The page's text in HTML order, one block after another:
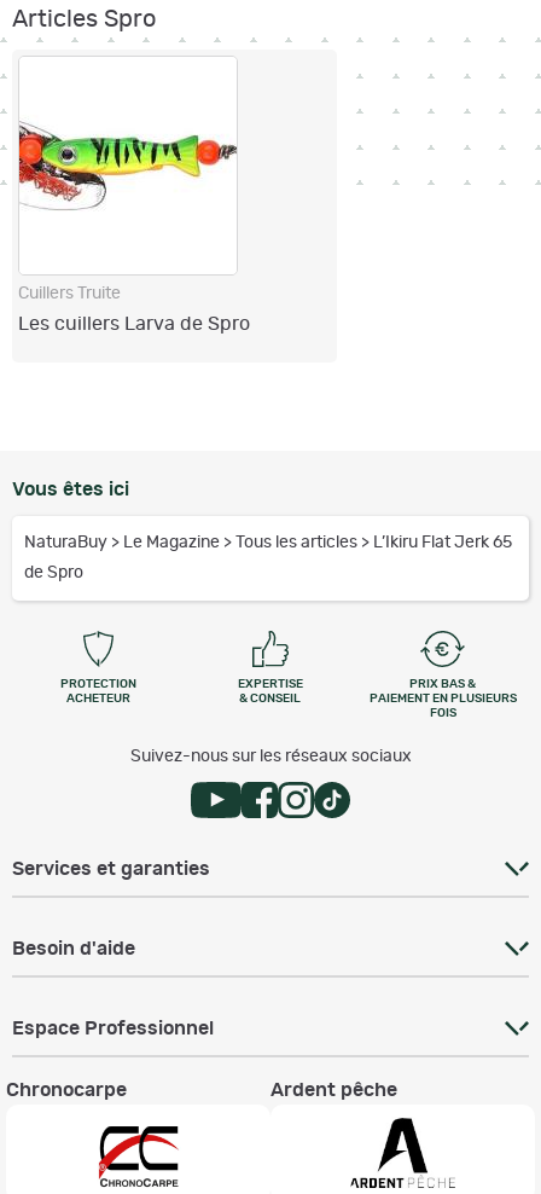
Articles Spro
Cuillers Truite
Les cuillers Larva de Spro
Vous êtes ici
NaturaBuy > Le Magazine > Tous les articles > L’Ikiru Flat Jerk 65
de Spro
PROTECTION
ACHETEUR
EXPERTISE
& CONSEIL
PRIX BAS &
PAIEMENT EN PLUSIEURS
FOIS
Suivez-nous sur les réseaux sociaux
Services et garanties
Besoin d'aide
Espace Professionnel
Chronocarpe Ardent pêche